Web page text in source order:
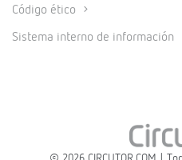
Código ético
Sistema interno de información